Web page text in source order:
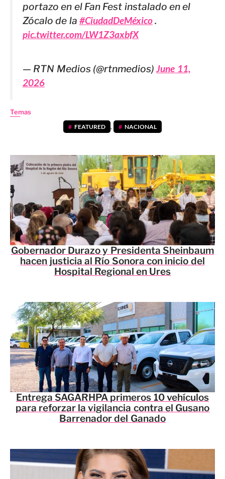
portazo en el Fan Fest instalado en el
Zócalo de la #CiudadDeMéxico.
pic.twitter.com/LW1Z3axbfX
— RTN Medios (@rtnmedios)June 11,
2026
Temas
FEATURED , NACIONAL
Gobernador Durazo y Presidenta Sheinbaum
hacen justicia al Río Sonora con inicio del
Hospital Regional en Ures
Entrega SAGARHPA primeros 10 vehículos
para reforzar la vigilancia contra el Gusano
Barrenador del Ganado